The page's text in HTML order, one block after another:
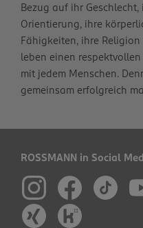
Bezug auf ihr
Orientierung, ihre
Fähigkeiten, ihre
leben einen
mit jedem Menschen.
gemeinsam erfolgreich
ROSSMANN in Social